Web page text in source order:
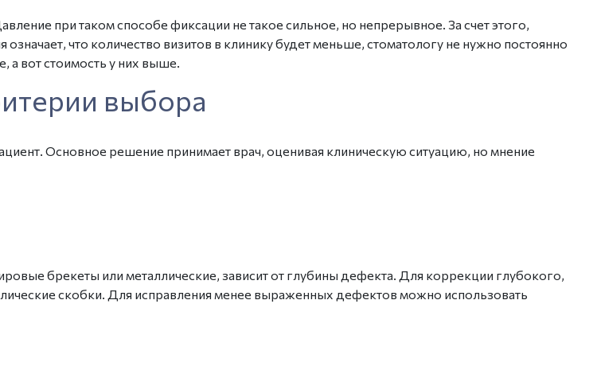
при таком способе фиксации не такое сильное, но непрерывное. За счет этого,
означает, что количество визитов в клинику будет меньше, стоматологу не нужно постоянно
а вот стоимость у них выше.
выбора
Основное решение принимает врач, оценивая клиническую ситуацию, но мнение
брекеты или металлические, зависит от глубины дефекта. Для коррекции глубокого,
скобки. Для исправления менее выраженных дефектов можно использовать